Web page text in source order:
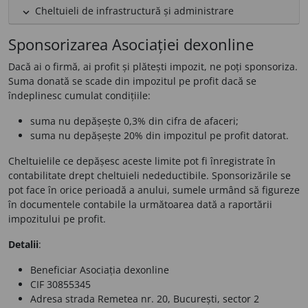
expand_less Cheltuieli de infrastructură și administrare
Sponsorizarea Asociației dexonline
Dacă ai o firmă, ai profit și plătești impozit, ne poți sponsoriza.
Suma donată se scade din impozitul pe profit dacă se
îndeplinesc cumulat condițiile:
suma nu depășește 0,3% din cifra de afaceri;
suma nu depășește 20% din impozitul pe profit datorat.
Cheltuielile ce depășesc aceste limite pot fi înregistrate în
contabilitate drept cheltuieli nedeductibile. Sponsorizările se
pot face în orice perioadă a anului, sumele urmând să figureze
în documentele contabile la următoarea dată a raportării
impozitului pe profit.
Detalii:
Beneficiar Asociația dexonline
CIF 30855345
Adresa strada Remetea nr. 20, București, sector 2